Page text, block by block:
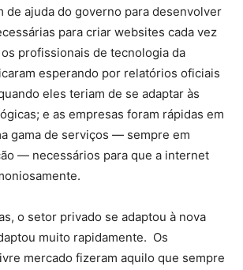
de ajuda do governo para desenvolver
para criar websites cada vez
profissionais de tecnologia da
esperando por relatórios oficiais
eles teriam de se adaptar às
e as empresas foram rápidas em
gama de serviços — sempre em
— necessários para que a internet
o setor privado se adaptou à nova
muito rapidamente. Os
mercado fizeram aquilo que sempre